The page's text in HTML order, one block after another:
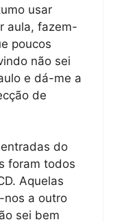
usar
aula, fazem-
poucos
não sei
e dá-me a
de
do
foram todos
Aquelas
nos a outro
sei bem